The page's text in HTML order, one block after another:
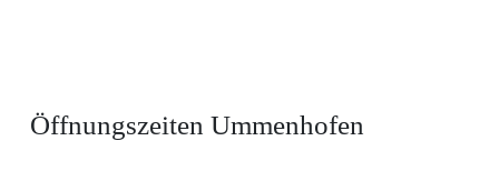
Öffnungszeiten Ummenhofen